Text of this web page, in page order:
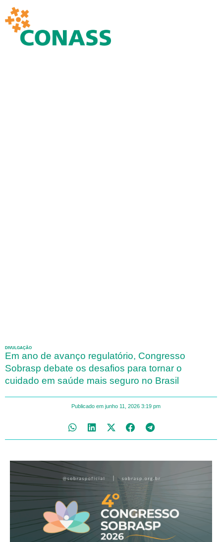
DIVULGAÇÃO
Em ano de avanço regulatório, Congresso
Sobrasp debate os desafios para tornar o
cuidado em saúde mais seguro no Brasil
Publicado em junho 11, 2026 3:19 pm